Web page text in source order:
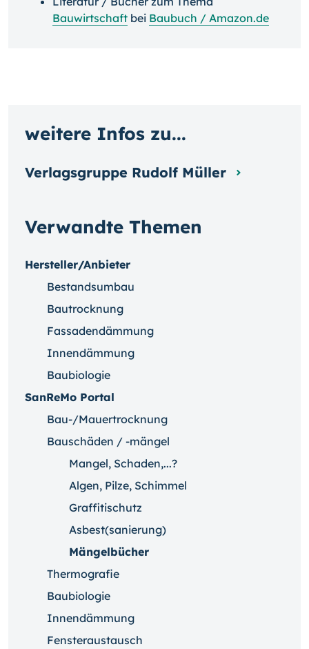
Bauwirtschaft bei Baubuch / Amazon.de
Verwandte Themen
Hersteller/Anbieter
Bestandsumbau
Bautrocknung
Fassadendämmung
Innendämmung
Baubiologie
SanReMo Portal
Bau-/Mauertrocknung
Bauschäden / -mängel
Mangel, Schaden,...?
Algen, Pilze, Schimmel
Graffitischutz
Asbest(sanierung)
Mängelbücher
Thermografie
Baubiologie
Innendämmung
Fensteraustausch
weitere Infos zu...
Verlagsgruppe Rudolf Müller